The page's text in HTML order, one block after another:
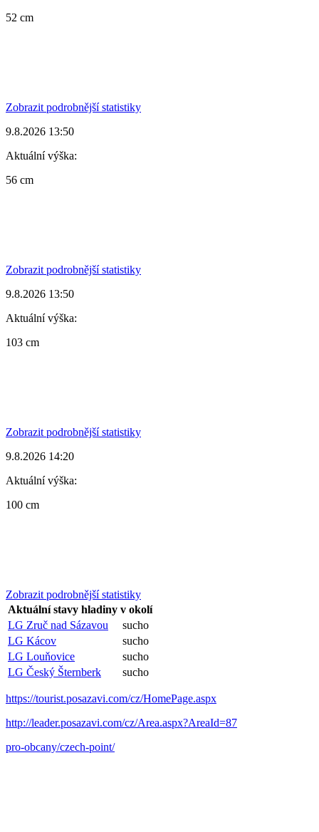
52 cm
Zobrazit podrobnější statistiky
9.8.2026 13:50
Aktuální výška:
56 cm
Zobrazit podrobnější statistiky
9.8.2026 13:50
Aktuální výška:
103 cm
Zobrazit podrobnější statistiky
9.8.2026 14:20
Aktuální výška:
100 cm
Zobrazit podrobnější statistiky
Aktuální stavy hladiny v okolí
LG Zruč nad Sázavou
sucho
LG Kácov
sucho
LG Louňovice
sucho
LG Český Šternberk
sucho
https://tourist.posazavi.com/cz/HomePage.aspx
http://leader.posazavi.com/cz/Area.aspx?AreaId=87
pro-obcany/czech-point/